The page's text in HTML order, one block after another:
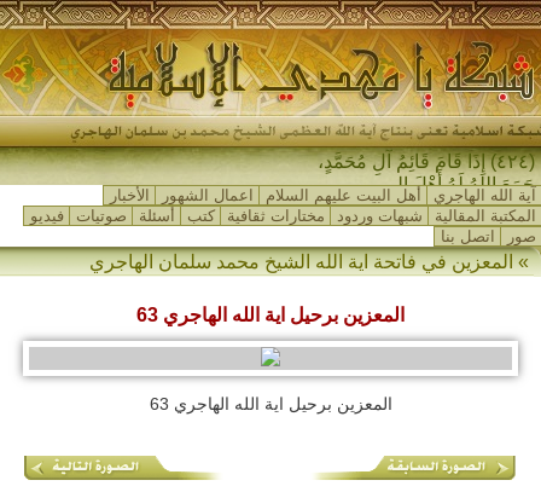
(٤٢٤) إِذَا قَامَ قَائِمُ آلِ مُحَمَّدٍ،
جَمَعَ اللهُ لَهُ أَهْلَ المَش_
آية الله الهاجري أهل البيت عليهم السلام اعمال الشهور
الأخبار
المكتبة المقالية
شبهات وردود مختارات ثقافية كتب أسئلة صوتيات
فيديو
صور
اتصل بنا
»المعزين في فاتحة اية الله الشيخ محمد سلمان الهاجري
المعزين برحيل اية الله الهاجري 63
المعزين برحيل اية الله الهاجري 63